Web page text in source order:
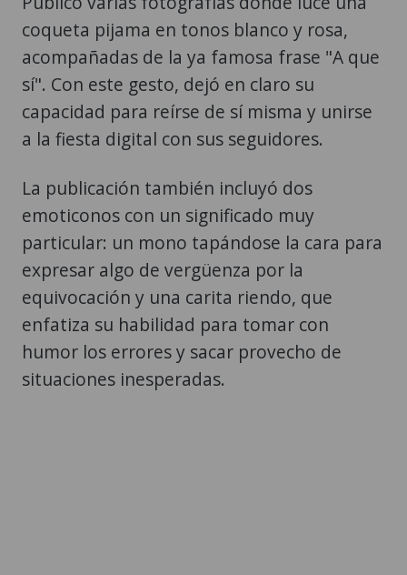
coqueta pijama en tonos blanco y rosa,
acompañadas de la ya famosa frase "A que
sí". Con este gesto, dejó en claro su
capacidad para reírse de sí misma y unirse
a la fiesta digital con sus seguidores.
La publicación también incluyó dos
emoticonos con un significado muy
particular: un mono tapándose la cara para
expresar algo de vergüenza por la
equivocación y una carita riendo, que
enfatiza su habilidad para tomar con
humor los errores y sacar provecho de
situaciones inesperadas.